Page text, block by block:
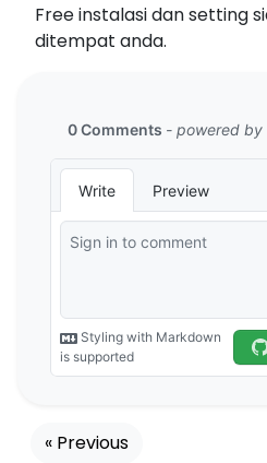
Free instalasi dan setting
ditempat anda.
« Previous